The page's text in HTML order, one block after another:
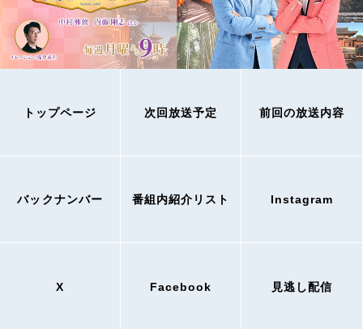
トップページ 次回放送予定 前回の放送内容
バックナンバー 番組内紹介リスト Instagram
X Facebook 見逃し配信